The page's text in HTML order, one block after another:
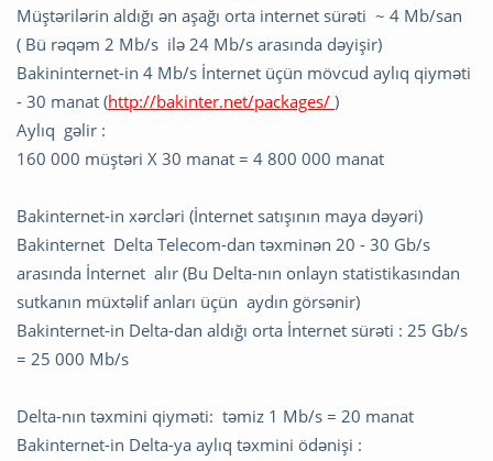
Müştərilərin aldığı ən aşağı orta internet sürəti ~ 4 Mb/san
( Bü rəqəm 2 Mb/s ilə 24 Mb/s arasında dəyişir)
Bakininternet-in 4 Mb/s İnternet üçün mövcud aylıq qiyməti
- 30 manat (http://bakinter.net/packages/ )
Aylıq gəlir :
160 000 müştəri X 30 manat = 4 800 000 manat
Bakinternet-in xərcləri (İnternet satışının maya dəyəri)
Bakinternet Delta Telecom-dan təxminən 20 - 30 Gb/s
arasında İnternet alır (Bu Delta-nın onlayn statistikasından
sutkanın müxtəlif anları üçün aydın görsənir)
Bakinternet-in Delta-dan aldığı orta İnternet sürəti : 25 Gb/s
= 25 000 Mb/s
Delta-nın təxmini qiyməti: təmiz 1 Mb/s = 20 manat
Bakinternet-in Delta-ya aylıq təxmini ödənişi :